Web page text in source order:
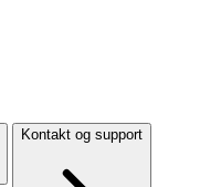
Kontakt og support